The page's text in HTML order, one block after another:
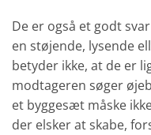
De er også et godt
en støjende, lysende
betyder ikke, at de er
modtageren søger
et byggesæt måske
der elsker at skabe,